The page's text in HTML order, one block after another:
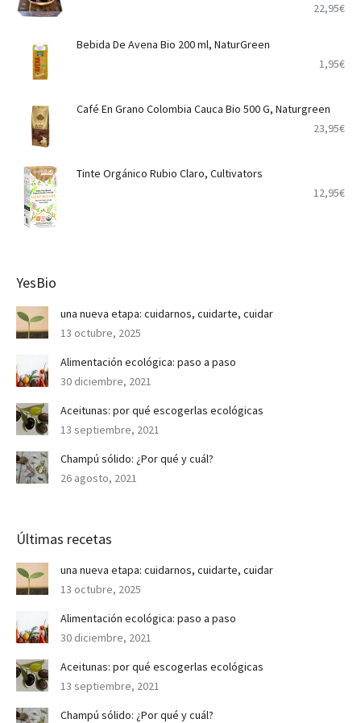
22,95€
Bebida De Avena Bio 200 ml, NaturGreen
1,95€
Café En Grano Colombia Cauca Bio 500 G, Naturgreen
23,95€
Tinte Orgánico Rubio Claro, Cultivators
12,95€
YesBio
una nueva etapa: cuidarnos, cuidarte, cuidar
13 octubre, 2025
Alimentación ecológica: paso a paso
30 diciembre, 2021
Aceitunas: por qué escogerlas ecológicas
13 septiembre, 2021
Champú sólido: ¿Por qué y cuál?
26 agosto, 2021
Últimas recetas
una nueva etapa: cuidarnos, cuidarte, cuidar
13 octubre, 2025
Alimentación ecológica: paso a paso
30 diciembre, 2021
Aceitunas: por qué escogerlas ecológicas
13 septiembre, 2021
Champú sólido: ¿Por qué y cuál?